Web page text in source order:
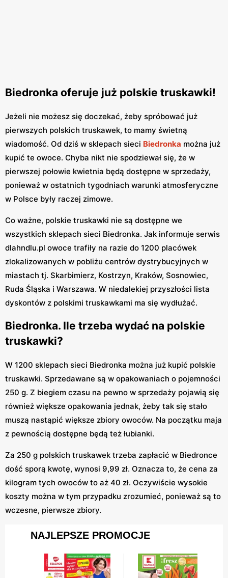
Biedronka oferuje już polskie truskawki!
Jeżeli nie możesz się doczekać, żeby spróbować już
pierwszych polskich truskawek, to mamy świetną
wiadomość. Od dziś w sklepach sieci Biedronka można już
kupić te owoce. Chyba nikt nie spodziewał się, że w
pierwszej połowie kwietnia będą dostępne w sprzedaży,
ponieważ w ostatnich tygodniach warunki atmosferyczne
w Polsce były raczej zimowe.
Co ważne, polskie truskawki nie są dostępne we
wszystkich sklepach sieci Biedronka. Jak informuje serwis
dlahndlu.pl owoce trafiły na razie do 1200 placówek
zlokalizowanych w pobliżu centrów dystrybucyjnych w
miastach tj. Skarbimierz, Kostrzyn, Kraków, Sosnowiec,
Ruda Śląska i Warszawa. W niedalekiej przyszłości lista
dyskontów z polskimi truskawkami ma się wydłużać.
Biedronka. Ile trzeba wydać na polskie
truskawki?
W 1200 sklepach sieci Biedronka można już kupić polskie
truskawki. Sprzedawane są w opakowaniach o pojemności
250 g. Z biegiem czasu na pewno w sprzedaży pojawią się
również większe opakowania jednak, żeby tak się stało
muszą nastąpić większe zbiory owoców. Na początku maja
z pewnością dostępne będą też łubianki.
Za 250 g polskich truskawek trzeba zapłacić w Biedronce
dość sporą kwotę, wynosi 9,99 zł. Oznacza to, że cena za
kilogram tych owoców to aż 40 zł. Oczywiście wysokie
koszty można w tym przypadku zrozumieć, ponieważ są to
wczesne, pierwsze zbiory.